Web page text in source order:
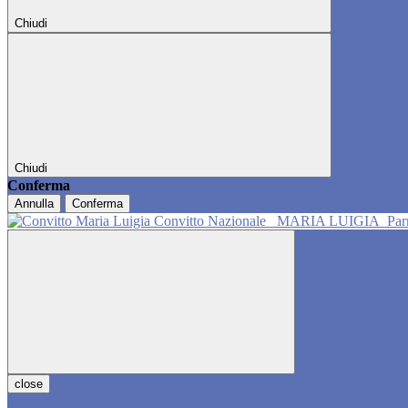
Chiudi
Chiudi
Conferma
Annulla Conferma
Convitto Nazionale MARIA LUIGIA
close